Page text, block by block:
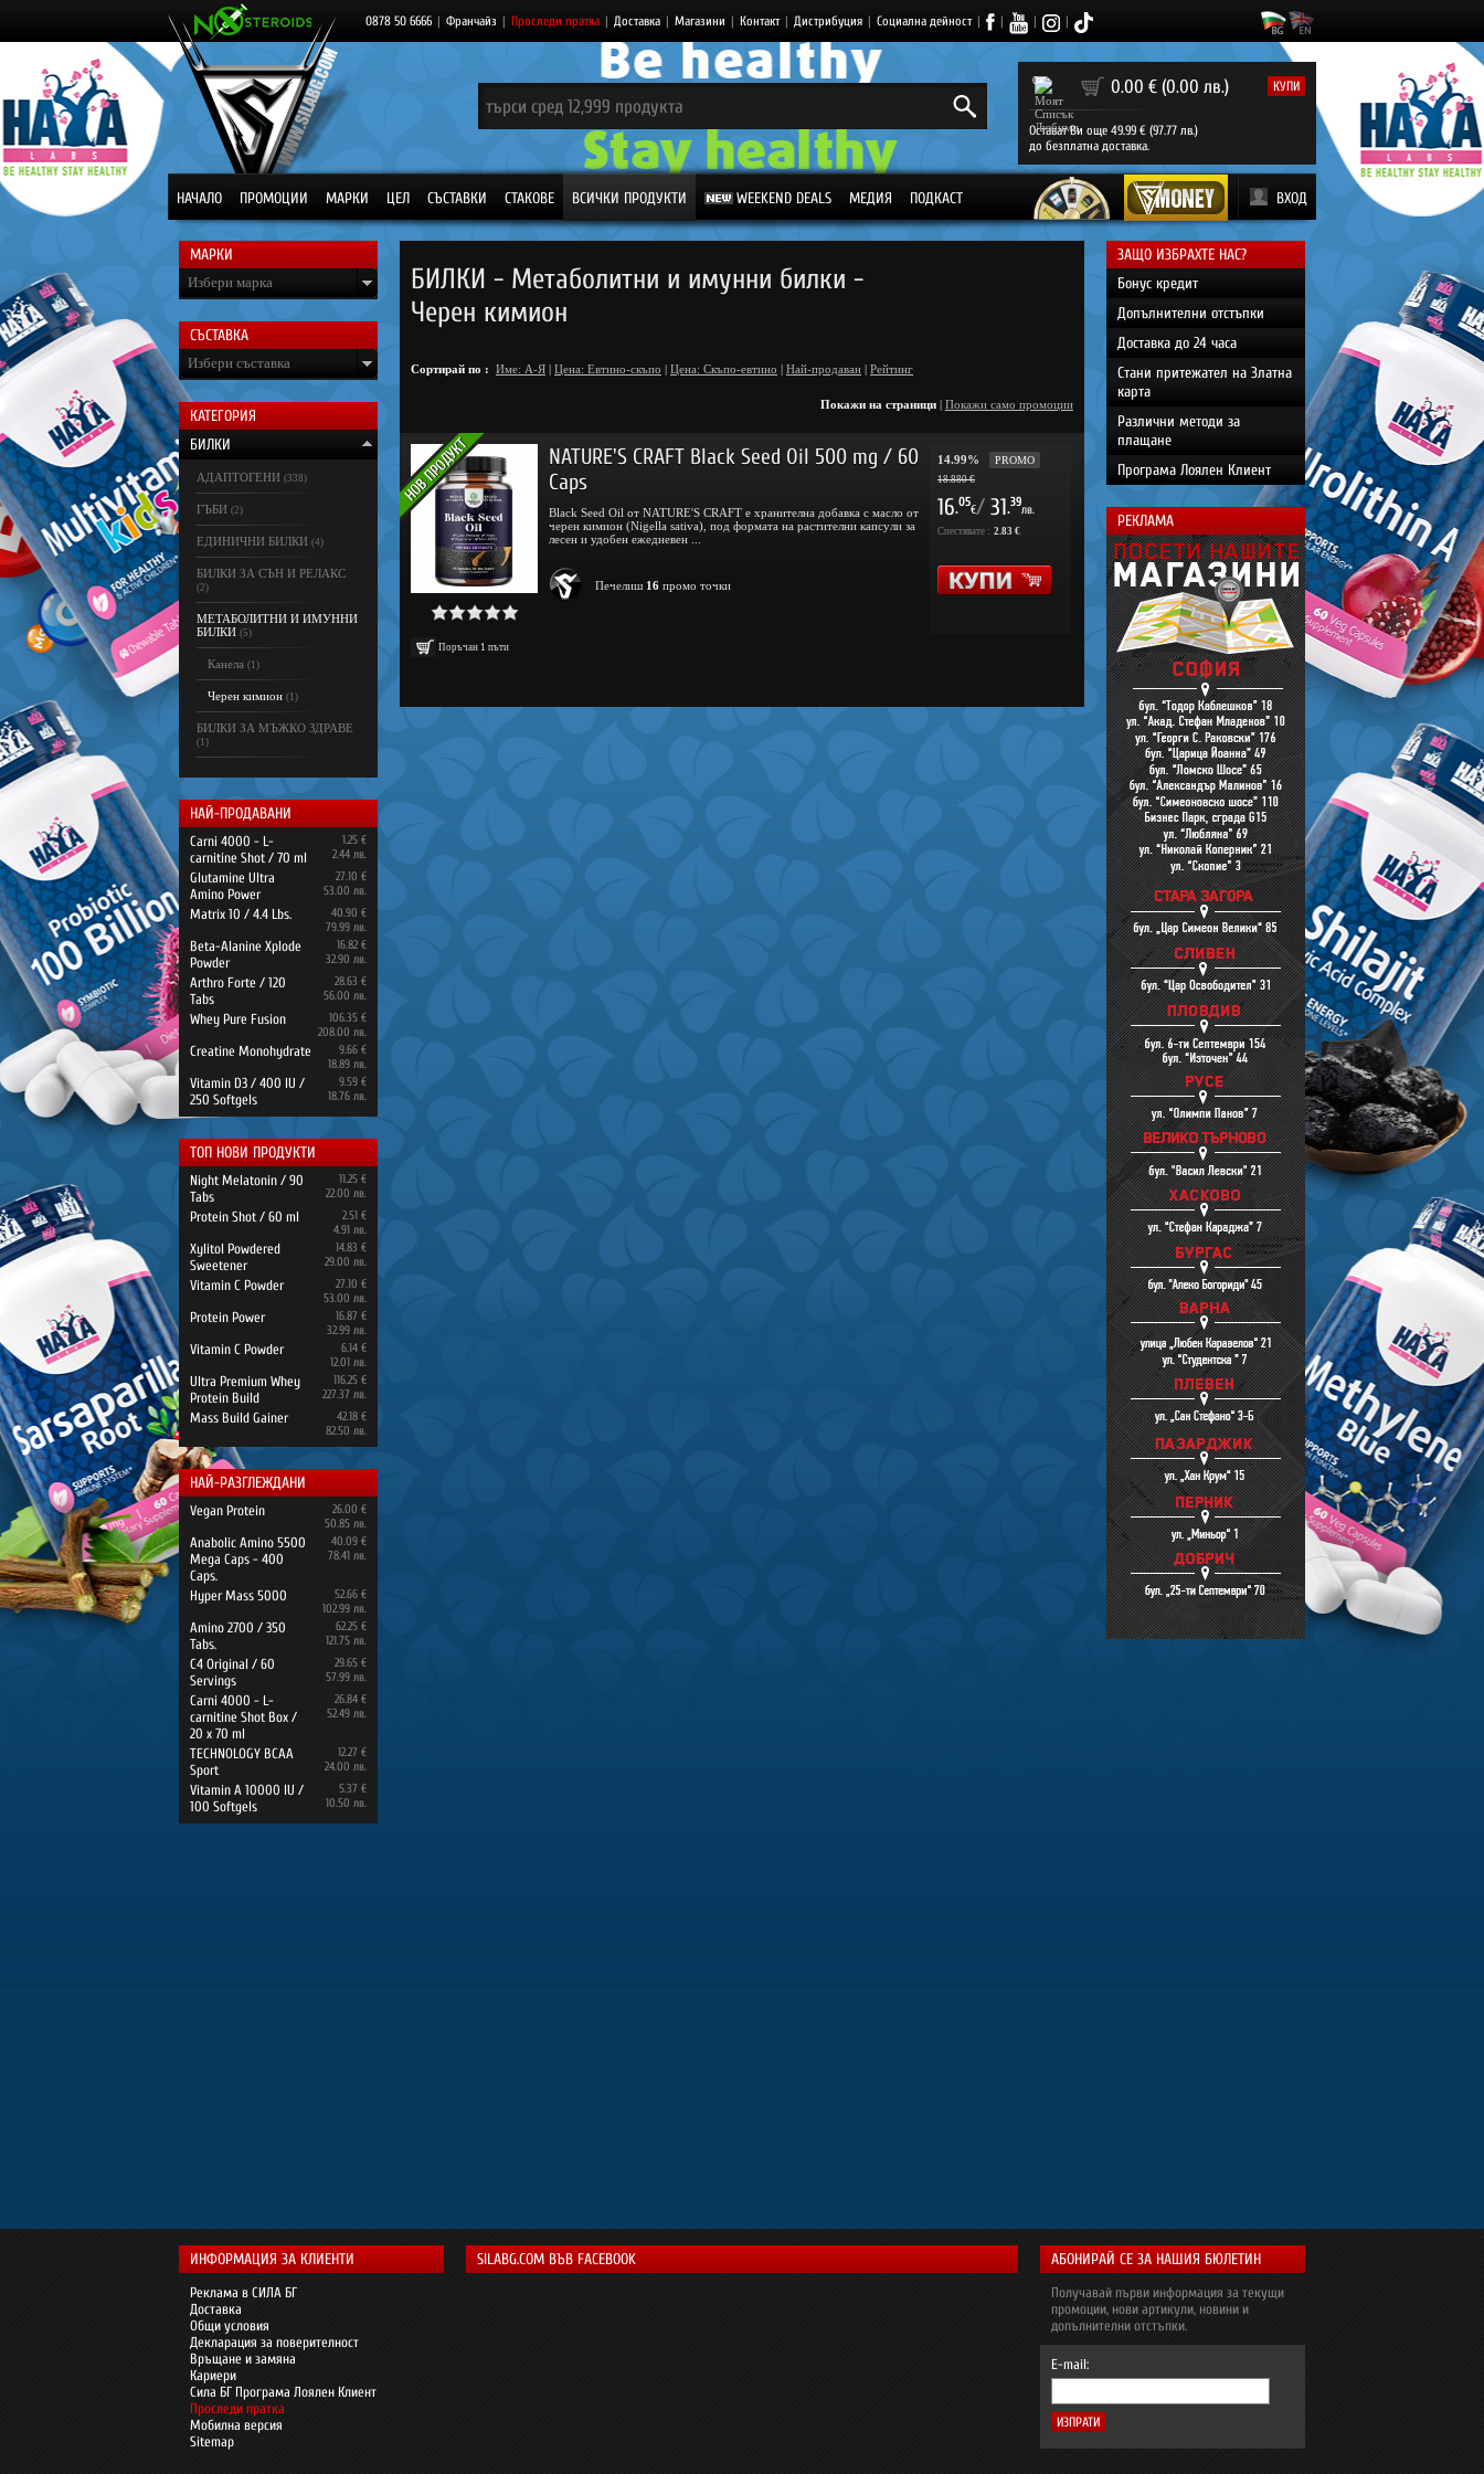
0878 50 6666 | Франчайз | Проследи пратка | Доставка | Магазини | Контакт | Дистрибуция | Социална дейност | | | |
0 0.00 € (0.00 лв.) КУПИ
Остават Ви още 49.99 € (97.77 лв.)
до безплатна доставка.
НАЧАЛО ПРОМОЦИИ МАРКИ ЦЕЛ СЪСТАВКИ СТАКОВЕ ВСИЧКИ ПРОДУКТИ WEEKEND DEALS МЕДИЯ ПОДКАСТ ВХОД
МАРКИ
Избери марка
СЪСТАВКА
Избери съставка
КАТЕГОРИЯ
БИЛКИ
АДАПТОГЕНИ (338)
ГЪБИ (2)
ЕДИНИЧНИ БИЛКИ (4)
БИЛКИ ЗА СЪН И РЕЛАКС
(2)
МЕТАБОЛИТНИ И ИМУННИ
БИЛКИ (5)
Канела (1)
Черен кимион (1)
БИЛКИ ЗА МЪЖКО ЗДРАВЕ
(1)
НАЙ-ПРОДАВАНИ
Carni 4000 - L-
carnitine Shot / 70 ml
1.25 €
2.44 лв.
Glutamine Ultra
Amino Power
27.10 €
53.00 лв.
Matrix 10 / 4.4 Lbs.
40.90 €
79.99 лв.
Beta-Alanine Xplode
Powder
16.82 €
32.90 лв.
Arthro Forte / 120
Tabs
28.63 €
56.00 лв.
Whey Pure Fusion
106.35 €
208.00 лв.
Creatine Monohydrate
9.66 €
18.89 лв.
Vitamin D3 / 400 IU /
250 Softgels
9.59 €
18.76 лв.
ТОП НОВИ ПРОДУКТИ
Night Melatonin / 90
Tabs
11.25 €
22.00 лв.
Protein Shot / 60 ml
2.51 €
4.91 лв.
Xylitol Powdered
Sweetener
14.83 €
29.00 лв.
Vitamin C Powder
27.10 €
53.00 лв.
Protein Power
16.87 €
32.99 лв.
Vitamin C Powder
6.14 €
12.01 лв.
Ultra Premium Whey
Protein Build
116.25 €
227.37 лв.
Mass Build Gainer
42.18 €
82.50 лв.
НАЙ-РАЗГЛЕЖДАНИ
Vegan Protein
26.00 €
50.85 лв.
Anabolic Amino 5500
Mega Caps - 400
Caps.
40.09 €
78.41 лв.
Hyper Mass 5000
52.66 €
102.99 лв.
Amino 2700 / 350
Tabs.
62.25 €
121.75 лв.
C4 Original / 60
Servings
29.65 €
57.99 лв.
Carni 4000 - L-
carnitine Shot Box /
20 x 70 ml
26.84 €
52.49 лв.
TECHNOLOGY BCAA
Sport
12.27 €
24.00 лв.
Vitamin A 10000 IU /
100 Softgels
5.37 €
10.50 лв.
БИЛКИ - Метаболитни и имунни билки -
Черен кимион
Сортирай по : Име: А-Я | Цена: Евтино-скъпо | Цена: Скъпо-евтино | Най-продаван | Рейтинг
Покажи на страници | Покажи само промоции
Поръчан 1 пъти
NATURE'S CRAFT Black Seed Oil 500 mg / 60
Caps
Black Seed Oil от NATURE'S CRAFT е хранителна добавка с масло от
черен кимион (Nigella sativa), под формата на растителни капсули за
лесен и удобен ежедневен ...
Печелиш 16 промо точки
14.99% PROMO
18.880 €
16.05
€/ 31.39
лв.
Спестявате : 2.83 €
ЗАЩО ИЗБРАХТЕ НАС?
Бонус кредит
Допълнителни отстъпки
Доставка до 24 часа
Стани притежател на Златна
карта
Различни методи за
плащане
Програма Лоялен Клиент
РЕКЛАМА
ИНФОРМАЦИЯ ЗА КЛИЕНТИ
Реклама в СИЛА БГ
Доставка
Общи условия
Декларация за поверителност
Връщане и замяна
Кариери
Сила БГ Програма Лоялен Клиент
Проследи пратка
Мобилна версия
Sitemap
SILABG.COM ВЪВ FACEBOOK АБОНИРАЙ СЕ ЗА НАШИЯ БЮЛЕТИН
Получавай първи информация за текущи
промоции, нови артикули, новини и
допълнителни отстъпки.
E-mail: